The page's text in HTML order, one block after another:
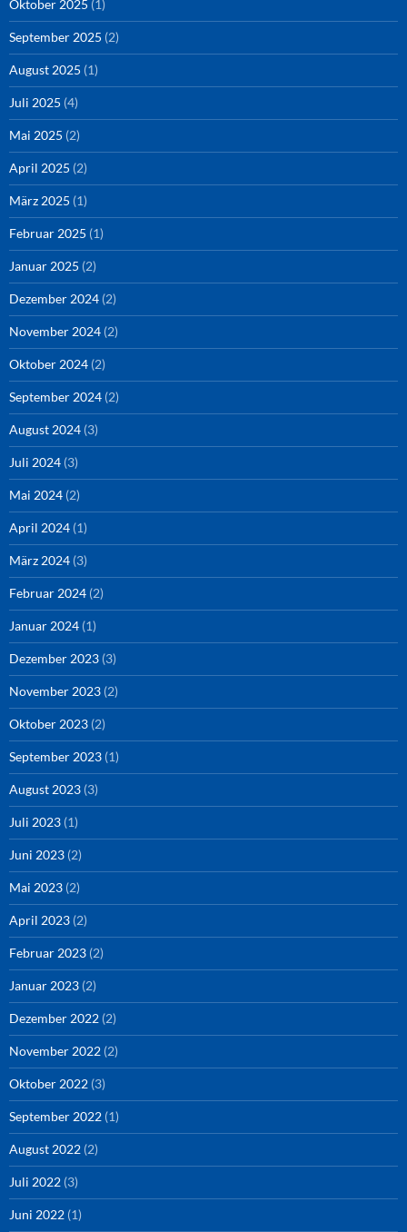
Oktober 2025 (1)
September 2025 (2)
August 2025 (1)
Juli 2025 (4)
Mai 2025 (2)
April 2025 (2)
März 2025 (1)
Februar 2025 (1)
Januar 2025 (2)
Dezember 2024 (2)
November 2024 (2)
Oktober 2024 (2)
September 2024 (2)
August 2024 (3)
Juli 2024 (3)
Mai 2024 (2)
April 2024 (1)
März 2024 (3)
Februar 2024 (2)
Januar 2024 (1)
Dezember 2023 (3)
November 2023 (2)
Oktober 2023 (2)
September 2023 (1)
August 2023 (3)
Juli 2023 (1)
Juni 2023 (2)
Mai 2023 (2)
April 2023 (2)
Februar 2023 (2)
Januar 2023 (2)
Dezember 2022 (2)
November 2022 (2)
Oktober 2022 (3)
September 2022 (1)
August 2022 (2)
Juli 2022 (3)
Juni 2022 (1)